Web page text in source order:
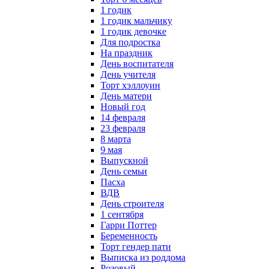
1 годик
1 годик мальчику
1 годик девочке
Для подростка
На праздник
День воспитателя
День учителя
Торт хэллоуин
День матери
Новый год
14 февраля
23 февраля
8 марта
9 мая
Выпускной
День семьи
Пасха
ВДВ
День строителя
1 сентября
Гарри Поттер
Беременность
Торт гендер пати
Выписка из роддома